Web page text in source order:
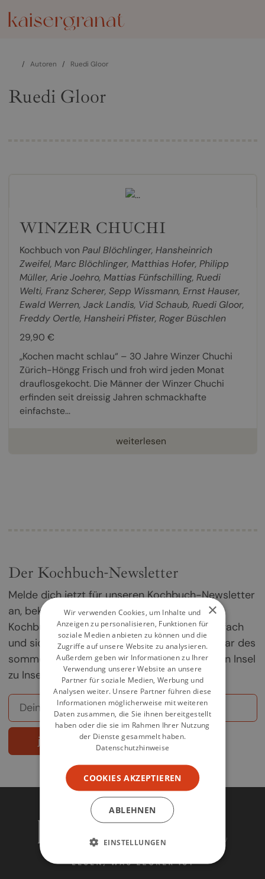
/ Autoren / Ruedi Gloor
Ruedi Gloor
WINZER CHUCHI
Kochbuch von Paul Blöchlinger, Hansheinrich
Zweifel, Marc Blöchlinger, Matthias Hofer, Philipp
Müller, Arie Joehro, Mattias Fünfschilling, Ruedi
Welti, Franz Scherer, Sepp Wissmann, Ernst Hauser,
Ewald Werren, Jack Landis, Vid Schaub, Ruedi Gloor,
Freddy Oertle, Hansheiri Pfister, Roger Büschlen
29,90 €
„Kochen macht schlau“ – 30 Jahre Winzer Chuchi
Zürich-Höngg Frisch und froh wird jeden Monat
drauflosgekocht. Die Männer der Winzer Chuchi
erfinden seit dreissig Jahren schmackhafte
einfachste...
weiterlesen
Der Kochbuch-Newsletter
Melde dich jetzt für unseren Kochbuch-Newsletter
an, bekomme einmal im Monat die besten
Kochbuch-Empfehlungen direkt in dein Postfach
und sichere dir deine Chance auf ein Exemplar des
sommerlichen Griechenland-Kochbuchs „Von Insel
zu Insel".
jetzt abonnieren
×
Wir verwenden Cookies, um Inhalte und
Anzeigen zu personalisieren, Funktionen für
soziale Medien anbieten zu können und die
Zugriffe auf unsere Website zu analysieren.
Außerdem geben wir Informationen zu Ihrer
Verwendung unserer Website an unsere
Partner für soziale Medien, Werbung und
Analysen weiter. Unsere Partner führen diese
Informationen möglicherweise mit weiteren
Daten zusammen, die Sie ihnen bereitgestellt
haben oder die sie im Rahmen Ihrer Nutzung
der Dienste gesammelt haben.
Datenschutzhinweise
COOKIES AKZEPTIEREN
ABLEHNEN
EINSTELLUNGEN